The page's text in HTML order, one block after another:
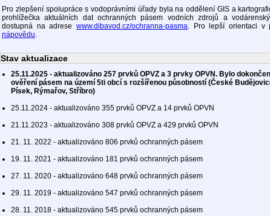
Pro zlepšení spolupráce s vodoprávními úřady byla na oddělení GIS a
prohlížečka aktuálních dat ochranných pásem vodních zdrojů a
dostupná na adrese www.dibavod.cz/ochranna-pasma. Pro lepší orientaci v
nápovědu.
Stav aktualizace
25.11.2025 - aktualizováno 257 prvků OPVZ a 3 prvky OPVN. Bylo
ověření pásem na území 5ti obcí s rozšířenou působností (České
Písek, Rýmařov, Stříbro)
25.11.2024 - aktualizováno 355 prvků OPVZ a 14 prvků OPVN
21.11.2023 - aktualizováno 308 prvků OPVZ a 429 prvků OPVN
21. 11. 2022 - aktualizováno 806 prvků ochranných pásem
19. 11. 2021 - aktualizováno 181 prvků ochranných pásem
27. 11. 2020 - aktualizováno 648 prvků ochranných pásem
29. 11. 2019 - aktualizováno 547 prvků ochranných pásem
28. 11. 2018 - aktualizováno 545 prvků ochranných pásem